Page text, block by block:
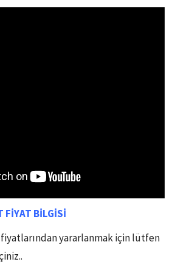
FİYAT BİLGİSİ
yararlanmak için lütfen